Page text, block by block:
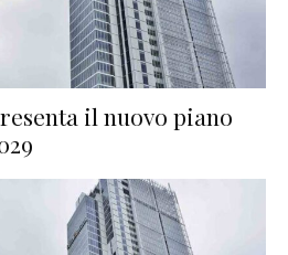
il nuovo piano